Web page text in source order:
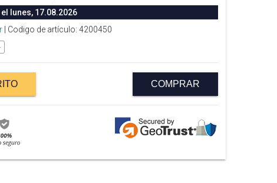
lunes, 17.08.2026
| Codigo de artículo: 4200450
COMPRAR